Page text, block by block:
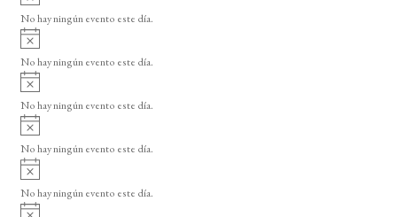
o
v
i
o
No hay ningún evento este día.
A
v
i
o
No hay ningún evento este día.
A
v
i
o
No hay ningún evento este día.
A
v
i
o
No hay ningún evento este día.
A
v
i
No hay ningún evento este día.
A